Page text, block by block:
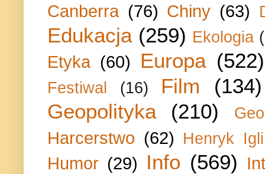
Canberra (76) Chiny (63)
Edukacja (259) Ekologia
Etyka (60) Europa (522)
Festiwal (16) Film
(134)
Geopolityka
(210)
Harcerstwo (62) Henryk
Humor (29) Info (569)